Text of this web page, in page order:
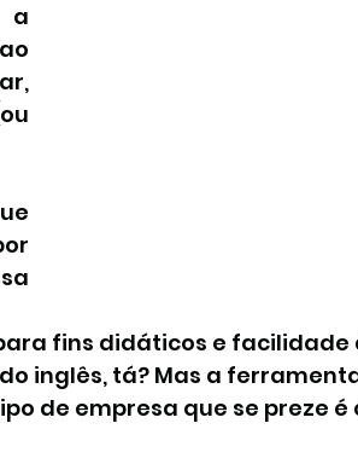
a
fins didáticos e facilidade
inglês, tá? Mas a
de empresa que se preze é